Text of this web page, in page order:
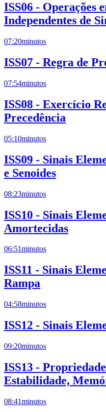
ISS06 - Operações
Independentes de
07:20minutos
ISS07 - Regra de
07:54minutos
ISS08 - Exercício
Precedência
05:10minutos
ISS09 - Sinais
e Senoides
08:23minutos
ISS10 - Sinais
Amortecidas
06:51minutos
ISS11 - Sinais
Rampa
04:58minutos
ISS12 - Sinais
09:20minutos
ISS13 -
Estabilidade,
08:41minutos